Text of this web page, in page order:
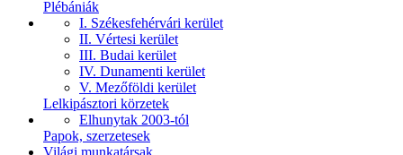
Plébániák
I. Székesfehérvári kerület
II. Vértesi kerület
III. Budai kerület
IV. Dunamenti kerület
V. Mezőföldi kerület
Lelkipásztori körzetek
Elhunytak 2003-tól
Papok, szerzetesek
Világi munkatársak